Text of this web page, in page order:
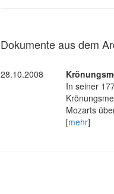
Dokumente aus dem
28.10.2008
In seiner
Mozarts
[mehr]